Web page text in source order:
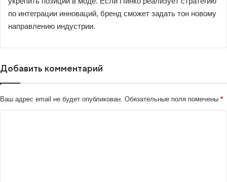
по интеграции инноваций, бренд сможет задать тон новому
направлению индустрии.
Добавить комментарий
Ваш адрес email не будет опубликован. Обязательные поля помечены *